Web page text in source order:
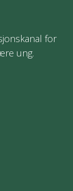
for
ung.